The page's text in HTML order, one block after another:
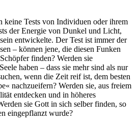
keine Tests von Individuen oder ihrem
der Energie von Dunkel und Licht,
entwickelte. Der Test ist immer der
– können jene, die diesen Funken
finden? Werden sie
haben – dass sie mehr sind als nur
wenn die Zeit reif ist, dem besten
nachzueifern? Werden sie, aus freiem
entdecken und in höheres
sie Gott in sich selber finden, so
eingepflanzt wurde?